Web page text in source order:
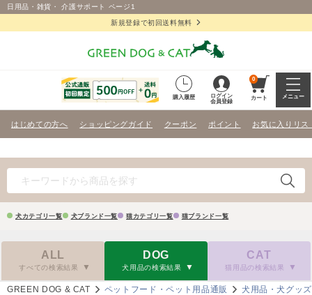
日用品・雑貨・ 介護サポート ページ1
新規登録で初回送料無料
購入履歴
ログイン
会員登録
0
カート メニュー
はじめての方へ ショッピングガイド クーポン ポイント お気に入りリス
犬カテゴリ一覧 犬ブランド一覧 猫カテゴリ一覧 猫ブランド一覧
ALL
すべての検索結果
DOG
犬用品の検索結果
CAT
猫用品の検索結果
GREEN DOG & CAT ペットフード・ペット用品通販 犬用品・犬グッズ